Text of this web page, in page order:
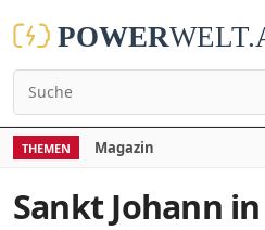
THEMEN Magazin
Sankt Johann